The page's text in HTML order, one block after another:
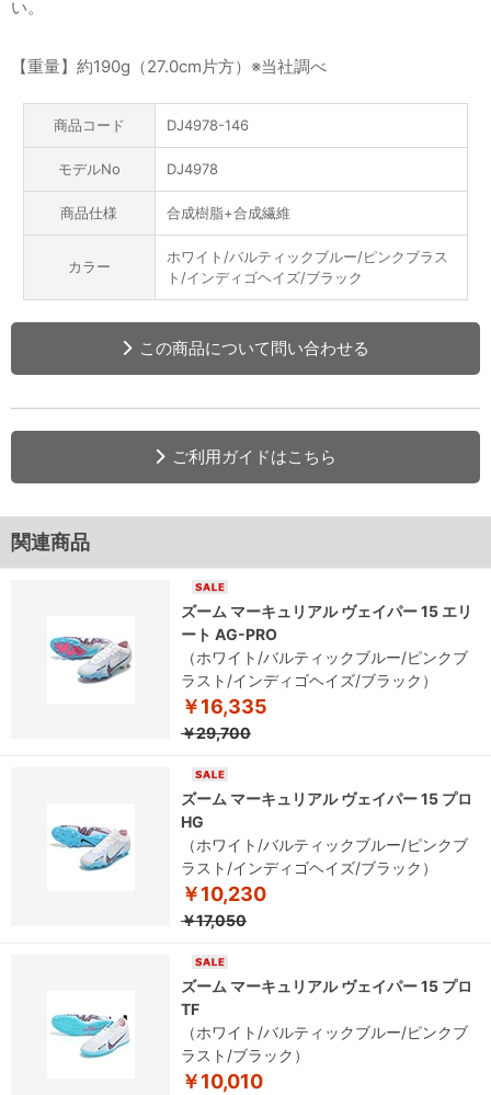
い。
【重量】約190g（27.0cm片方）※当社調べ
商品コード DJ4978-146
モデルNo DJ4978
商品仕様 合成樹脂+合成繊維
カラー
ホワイト/バルティックブルー/ピンクブラス
ト/インディゴヘイズ/ブラック
この商品について問い合わせる
ご利用ガイドはこちら
関連商品
ズーム マーキュリアル ヴェイパー 15 エリ
ート AG-PRO
（ホワイト/バルティックブルー/ピンクブ
ラスト/インディゴヘイズ/ブラック）
￥16,335
￥29,700
ズーム マーキュリアル ヴェイパー 15 プロ
HG
（ホワイト/バルティックブルー/ピンクブ
ラスト/インディゴヘイズ/ブラック）
￥10,230
￥17,050
ズーム マーキュリアル ヴェイパー 15 プロ
TF
（ホワイト/バルティックブルー/ピンクブ
ラスト/ブラック）
￥10,010